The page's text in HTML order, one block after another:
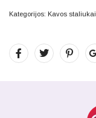
Kategorijos: Kavos staliukai